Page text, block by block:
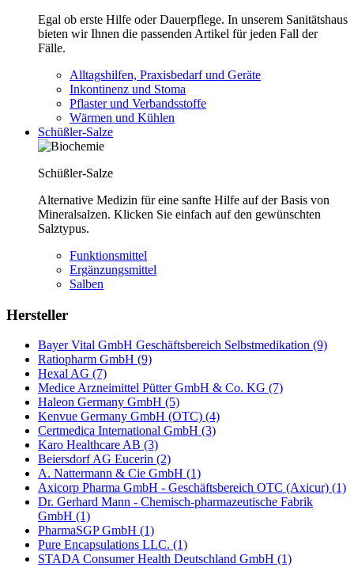
Egal ob erste Hilfe oder Dauerpflege. In unserem Sanitätshaus
bieten wir Ihnen die passenden Artikel für jeden Fall der
Fälle.
Alltagshilfen, Praxisbedarf und Geräte
Inkontinenz und Stoma
Pflaster und Verbandsstoffe
Wärmen und Kühlen
Schüßler-Salze
Schüßler-Salze
Alternative Medizin für eine sanfte Hilfe auf der Basis von
Mineralsalzen. Klicken Sie einfach auf den gewünschten
Salztypus.
Funktionsmittel
Ergänzungsmittel
Salben
Hersteller
Bayer Vital GmbH Geschäftsbereich Selbstmedikation (9)
Ratiopharm GmbH (9)
Hexal AG (7)
Medice Arzneimittel Pütter GmbH & Co. KG (7)
Haleon Germany GmbH (5)
Kenvue Germany GmbH (OTC) (4)
Certmedica International GmbH (3)
Karo Healthcare AB (3)
Beiersdorf AG Eucerin (2)
A. Nattermann & Cie GmbH (1)
Axicorp Pharma GmbH - Geschäftsbereich OTC (Axicur) (1)
Dr. Gerhard Mann - Chemisch-pharmazeutische Fabrik
GmbH (1)
PharmaSGP GmbH (1)
Pure Encapsulations LLC. (1)
STADA Consumer Health Deutschland GmbH (1)